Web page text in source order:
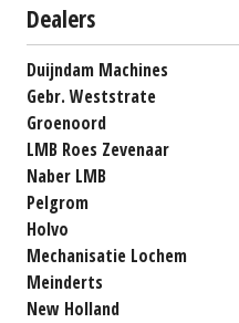
Dealers
Duijndam Machines
Gebr. Weststrate
Groenoord
LMB Roes Zevenaar
Naber LMB
Pelgrom
Holvo
Mechanisatie Lochem
Meinderts
New Holland